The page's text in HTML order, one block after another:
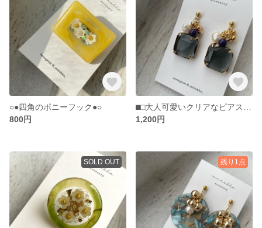
○●四角のポニーフック●○
800円
1,200円
SOLD OUT 残り1点